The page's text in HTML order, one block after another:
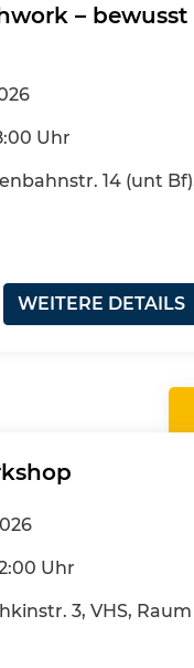
– bewusst
Uhr
14 (unt
WEITERE DETAILS
Uhr
3, VHS, Raum